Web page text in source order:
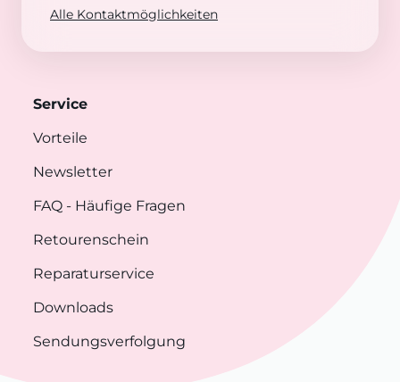
Alle Kontaktmöglichkeiten
Service
Vorteile
Newsletter
FAQ - Häufige Fragen
Retourenschein
Reparaturservice
Downloads
Sendungsverfolgung